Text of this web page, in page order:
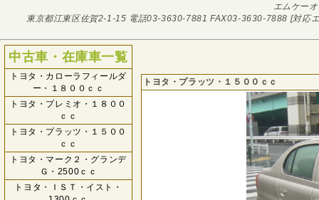
エムケー
東京都江東区佐賀2-1-15 電話03-3630-7881 FAX03-3630-7888 [対応
中古車・在庫車一覧
トヨタ・カローラフィールダ
ー・１８００ｃｃ
トヨタ・プレミオ・１８００
ｃｃ
トヨタ・プラッツ・１５００
ｃｃ
トヨタ・マーク２・グランデ
Ｇ・2500ｃｃ
トヨタ・ＩＳＴ・イスト・
トヨタ・プラッツ・１５００ｃｃ